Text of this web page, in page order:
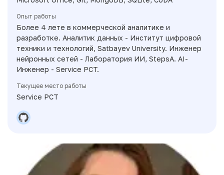
Опыт работы
Более 4 лете в коммерческой аналитике и
разработке. Аналитик данных - Институт цифровой
техники и технологий, Satbayev University. Инженер
нейронных сетей - Лаборатория ИИ, StepsA. AI-
Инженер - Service PCT.
Текущее место работы
Service PCT